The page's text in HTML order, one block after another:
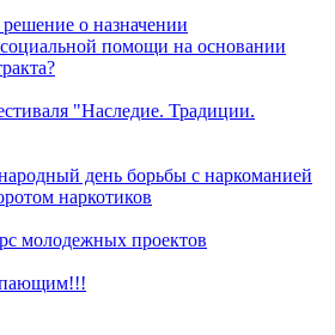
о назначении
социальной помощи на основании
"Наследие. Традиции.
день борьбы с наркоманией
наркотиков
молодежных проектов